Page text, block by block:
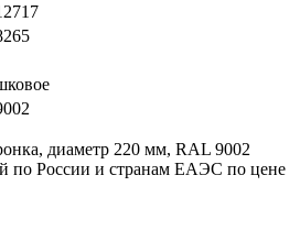
диаметр 220 мм, RAL 9002
по России и странам ЕАЭС по цене